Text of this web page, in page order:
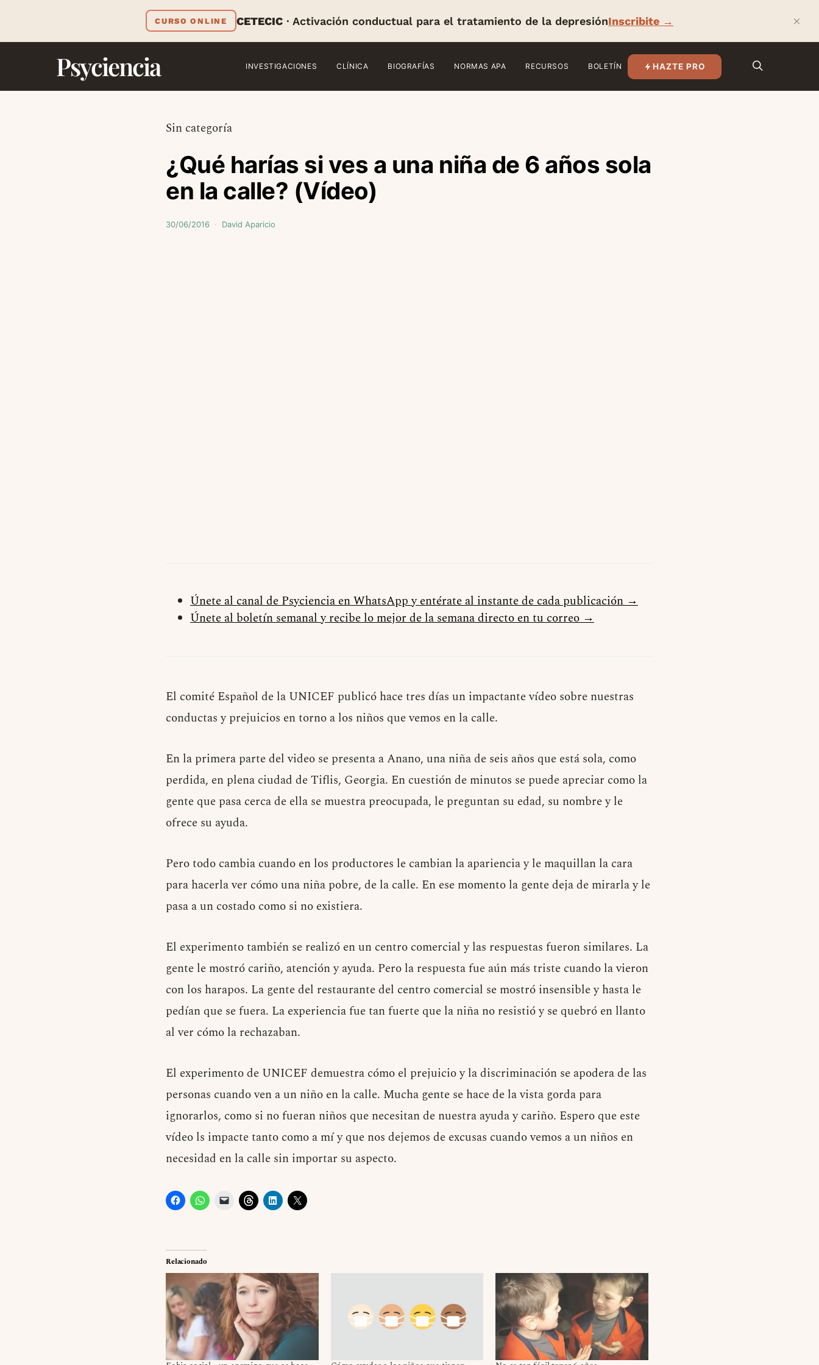
CURSO ONLINE CETECIC · Activación conductual para el tratamiento de la depresiónInscribite → ×
Psyciencia INVESTIGACIONES CLÍNICA BIOGRAFÍAS NORMAS APA RECURSOS BOLETÍN HAZTE PRO
Sin categoría
¿Qué harías si ves a una niña de 6 años sola
en la calle? (Vídeo)
30/06/2016 David Aparicio
Únete al canal de Psyciencia en WhatsApp y entérate al instante de cada publicación →
Únete al boletín semanal y recibe lo mejor de la semana directo en tu correo →
El comité Español de la UNICEF publicó hace tres días un impactante vídeo sobre nuestras
conductas y prejuicios en torno a los niños que vemos en la calle.
En la primera parte del video se presenta a Anano, una niña de seis años que está sola, como
perdida, en plena ciudad de Tiflis, Georgia. En cuestión de minutos se puede apreciar como la
gente que pasa cerca de ella se muestra preocupada, le preguntan su edad, su nombre y le
ofrece su ayuda.
Pero todo cambia cuando en los productores le cambian la apariencia y le maquillan la cara
para hacerla ver cómo una niña pobre, de la calle. En ese momento la gente deja de mirarla y le
pasa a un costado como si no existiera.
El experimento también se realizó en un centro comercial y las respuestas fueron similares. La
gente le mostró cariño, atención y ayuda. Pero la respuesta fue aún más triste cuando la vieron
con los harapos. La gente del restaurante del centro comercial se mostró insensible y hasta le
pedían que se fuera. La experiencia fue tan fuerte que la niña no resistió y se quebró en llanto
al ver cómo la rechazaban.
El experimento de UNICEF demuestra cómo el prejuicio y la discriminación se apodera de las
personas cuando ven a un niño en la calle. Mucha gente se hace de la vista gorda para
ignorarlos, como si no fueran niños que necesitan de nuestra ayuda y cariño. Espero que este
vídeo ls impacte tanto como a mí y que nos dejemos de excusas cuando vemos a un niños en
necesidad en la calle sin importar su aspecto.
Relacionado